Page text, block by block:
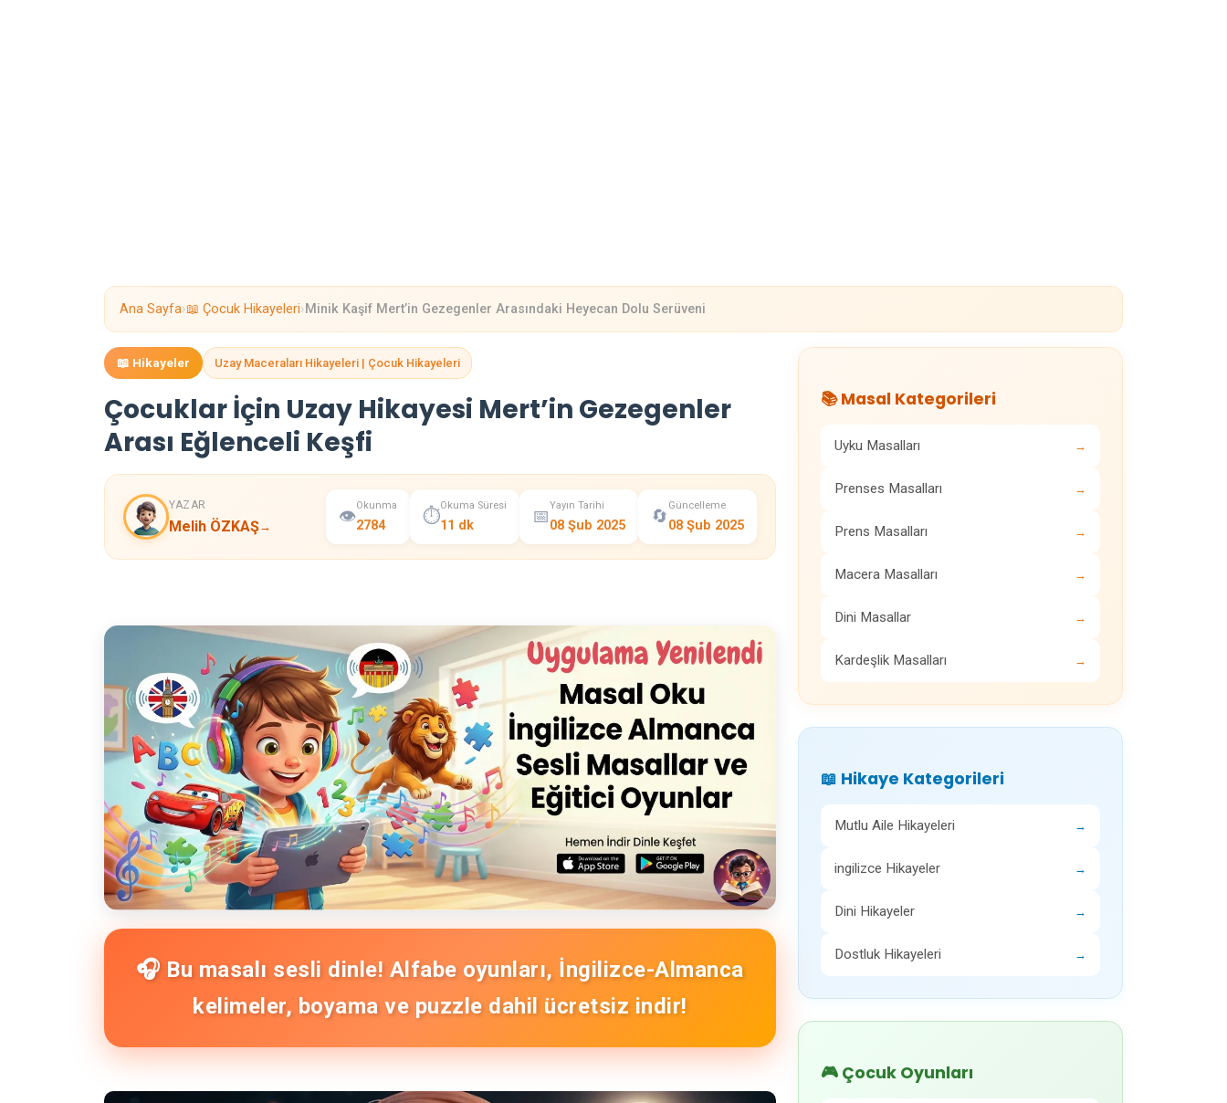
Ana Sayfa›📖 Çocuk Hikayeleri›Minik Kaşif Mert’in Gezegenler Arasındaki Heyecan Dolu Serüveni
📖 Hikayeler Uzay Maceraları Hikayeleri | Çocuk Hikayeleri
Çocuklar İçin Uzay Hikayesi Mert’in Gezegenler
Arası Eğlenceli Keşfi
YAZAR
Melih ÖZKAŞ→ 👁️
Okunma
2784 ⏱️
Okuma Süresi
11 dk 📅
Yayın Tarihi
08 Şub 2025 🔄
Güncelleme
08 Şub 2025
🎧 Bu masalı sesli dinle! Alfabe oyunları, İngilizce-Almanca
kelimeler, boyama ve puzzle dahil ücretsiz indir!
📚 Masal Kategorileri
Uyku Masalları →
Prenses Masalları →
Prens Masalları →
Macera Masalları →
Dini Masallar →
Kardeşlik Masalları →
📖 Hikaye Kategorileri
Mutlu Aile Hikayeleri →
ingilizce Hikayeler →
Dini Hikayeler →
Dostluk Hikayeleri →
🎮 Çocuk Oyunları